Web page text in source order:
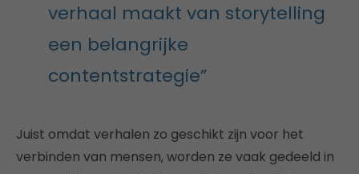
verhaal maakt van storytelling
een belangrijke
contentstrategie”
Juist omdat verhalen zo geschikt zijn voor het
verbinden van mensen, worden ze vaak gedeeld in